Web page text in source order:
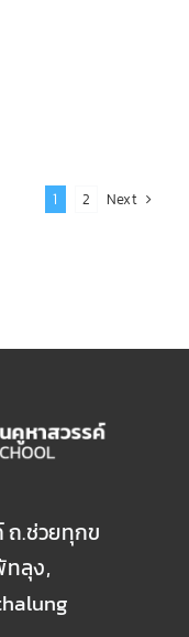
1 2 Next
ถ.ช่วยทุกข
ทลุง,